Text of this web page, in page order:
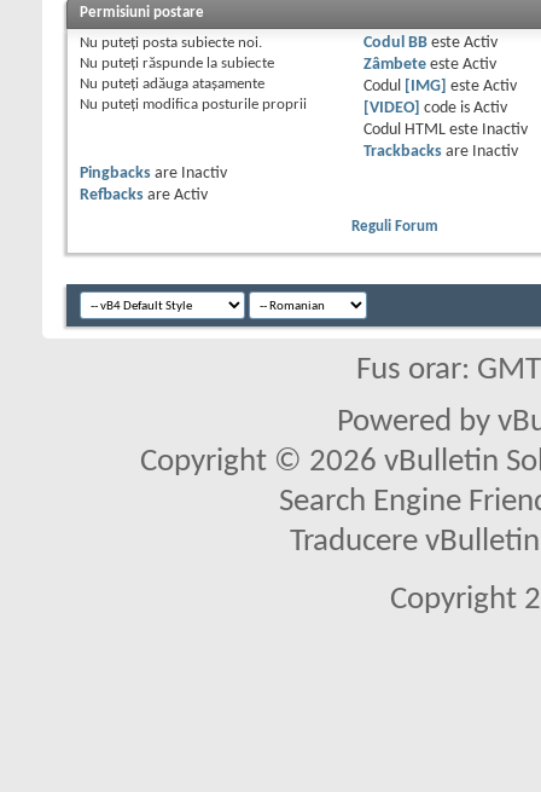
Permisiuni postare
Nu puteţi posta subiecte noi.
Nu puteţi răspunde la subiecte
Nu puteţi adăuga ataşamente
Nu puteţi modifica posturile proprii
Codul BBeste Activ
Zâmbeteeste Activ
Codul
[IMG] este Activ
[VIDEO] code is Activ
Codul HTML este
Inactiv
Trackbacksare
Inactiv
Pingbacks are
Inactiv
Refbacks are Activ
Reguli Forum
Fus orar:
Powered by
Copyright © 2026 vBulletin
Search Engine
Traducere
Copyright